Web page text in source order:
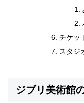
チケッ
スタジ
ジブリ美術館